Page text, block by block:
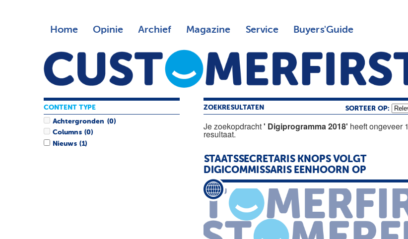
Home Opinie Archief Magazine Service Buyers'Guide
ZOEKRESULTATEN SORTEER OP:
Je zoekopdracht' Digiprogramma 2018' heeft ongeveer 1
resultaat.
STAATSSECRETARIS KNOPS VOLGT
DIGICOMMISSARIS EENHOORN OP
CONTENT TYPE
Achtergronden (0)
Columns (0)
Nieuws (1)